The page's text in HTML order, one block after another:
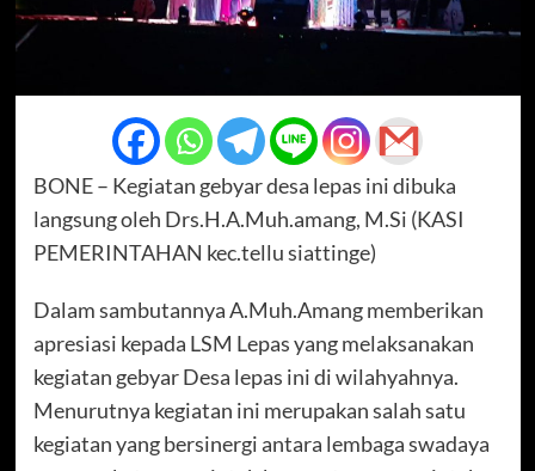
BONE – Kegiatan gebyar desa lepas ini dibuka
langsung oleh Drs.H.A.Muh.amang, M.Si (KASI
PEMERINTAHAN kec.tellu siattinge)
Dalam sambutannya A.Muh.Amang memberikan
apresiasi kepada LSM Lepas yang melaksanakan
kegiatan gebyar Desa lepas ini di wilahyahnya.
Menurutnya kegiatan ini merupakan salah satu
kegiatan yang bersinergi antara lembaga swadaya